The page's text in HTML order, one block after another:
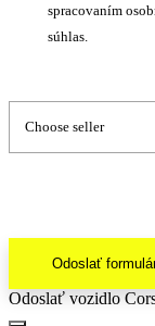
spracovaním
súhlas.
Odoslať
Odoslať vozidlo